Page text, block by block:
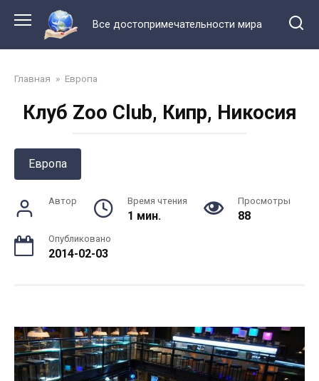
контенту
Все достопримечательности мира
Главная » Европа
Клуб Zoo Club, Кипр, Никосия
Европа
Автор Время чтения
1 мин.
Просмотры
88
Опубликовано
2014-02-03